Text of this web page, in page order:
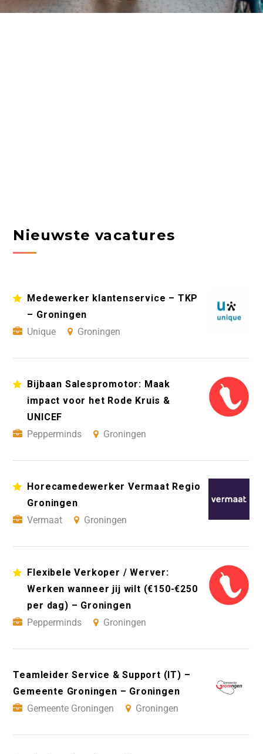
Nieuwste vacatures
Medewerker klantenservice – TKP
– Groningen
Unique
Groningen
Bijbaan Salespromotor: Maak
impact voor het Rode Kruis &
UNICEF
Pepperminds
Groningen
Horecamedewerker Vermaat Regio
Groningen
Vermaat
Groningen
Flexibele Verkoper / Werver:
Werken wanneer jij wilt (€150-€250
per dag) – Groningen
Pepperminds
Groningen
Teamleider Service & Support (IT) –
Gemeente Groningen – Groningen
Gemeente Groningen
Groningen